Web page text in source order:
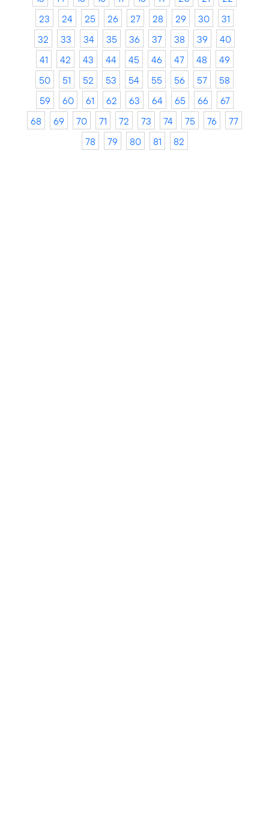
23
24 25 26 27 28 29 30
31
32
33 34 35 36 37 38 39
40
41
42 43 44 45 46 47 48
49
50
51 52 53 54 55 56 57
58
59
60 61 62 63 64 65 66
67
68
69 70 71 72 73 74 75 76
77
78
79 80 81 82